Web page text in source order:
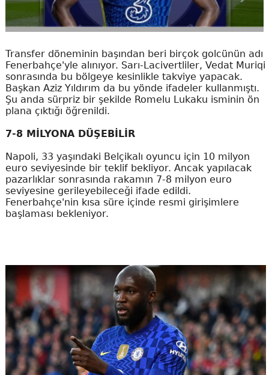
Transfer döneminin başından beri birçok golcünün adı
Fenerbahçe'yle alınıyor. Sarı-Lacivertliler, Vedat Muriqi
sonrasında bu bölgeye kesinlikle takviye yapacak.
Başkan Aziz Yıldırım da bu yönde ifadeler kullanmıştı.
Şu anda sürpriz bir şekilde Romelu Lukaku isminin ön
plana çıktığı öğrenildi.
7-8 MİLYONA DÜŞEBİLİR
Napoli, 33 yaşındaki Belçikalı oyuncu için 10 milyon
euro seviyesinde bir teklif bekliyor. Ancak yapılacak
pazarlıklar sonrasında rakamın 7-8 milyon euro
seviyesine gerileyebileceği ifade edildi.
Fenerbahçe'nin kısa süre içinde resmi girişimlere
başlaması bekleniyor.